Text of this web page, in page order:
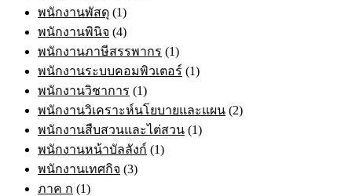
พนักงานพัสดุ (1)
พนักงานพินิจ (4)
พนักงานภาษีสรรพากร (1)
พนักงานระบบคอมพิวเตอร์ (1)
พนักงานวิชาการ (1)
พนักงานวิเคราะห์นโยบายและแผน (2)
พนักงานสืบสวนและไต่สวน (1)
พนักงานหน้าบัลลังก์ (1)
พนักงานเทศกิจ (3)
ภาค ก (1)